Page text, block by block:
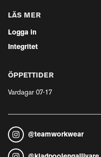
LÄS MER
Logga in
Integritet
ÖPPETTIDER
Vardagar 07-17
@teamworkwear